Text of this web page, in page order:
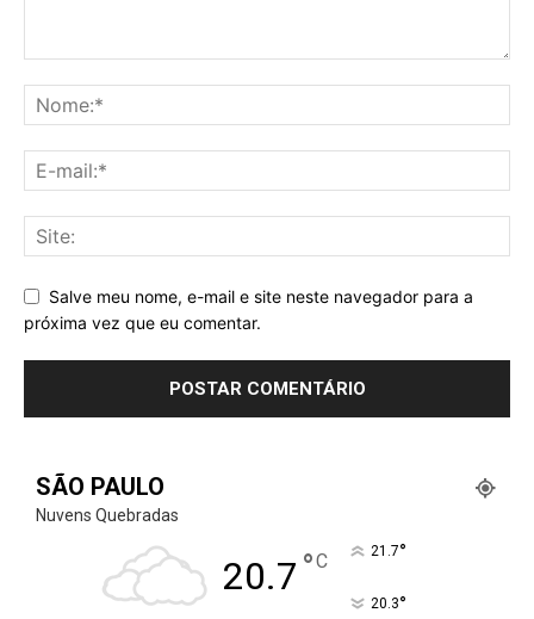
Salve meu nome, e-mail e site neste navegador para a
próxima vez que eu comentar.
SÃO PAULO
Nuvens Quebradas
20.7 °C 21.7°
20.3°